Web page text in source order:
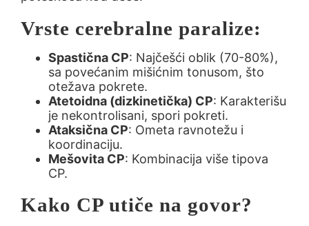
Vrste cerebralne paralize:
Spastična CP: Najčešći oblik (70-80%),
sa povećanim mišićnim tonusom, što
otežava pokrete.
Atetoidna (dizkinetička) CP: Karakterišu
je nekontrolisani, spori pokreti.
Ataksična CP: Ometa ravnotežu i
koordinaciju.
Mešovita CP: Kombinacija više tipova
CP.
Kako CP utiče na govor?